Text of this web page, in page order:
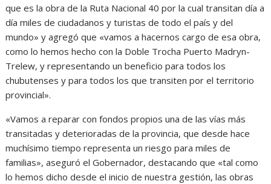
que es la obra de la Ruta Nacional 40 por la cual transitan día a
día miles de ciudadanos y turistas de todo el país y del
mundo» y agregó que «vamos a hacernos cargo de esa obra,
como lo hemos hecho con la Doble Trocha Puerto Madryn-
Trelew, y representando un beneficio para todos los
chubutenses y para todos los que transiten por el territorio
provincial».
«Vamos a reparar con fondos propios una de las vías más
transitadas y deterioradas de la provincia, que desde hace
muchísimo tiempo representa un riesgo para miles de
familias», aseguró el Gobernador, destacando que «tal como
lo hemos dicho desde el inicio de nuestra gestión, las obras